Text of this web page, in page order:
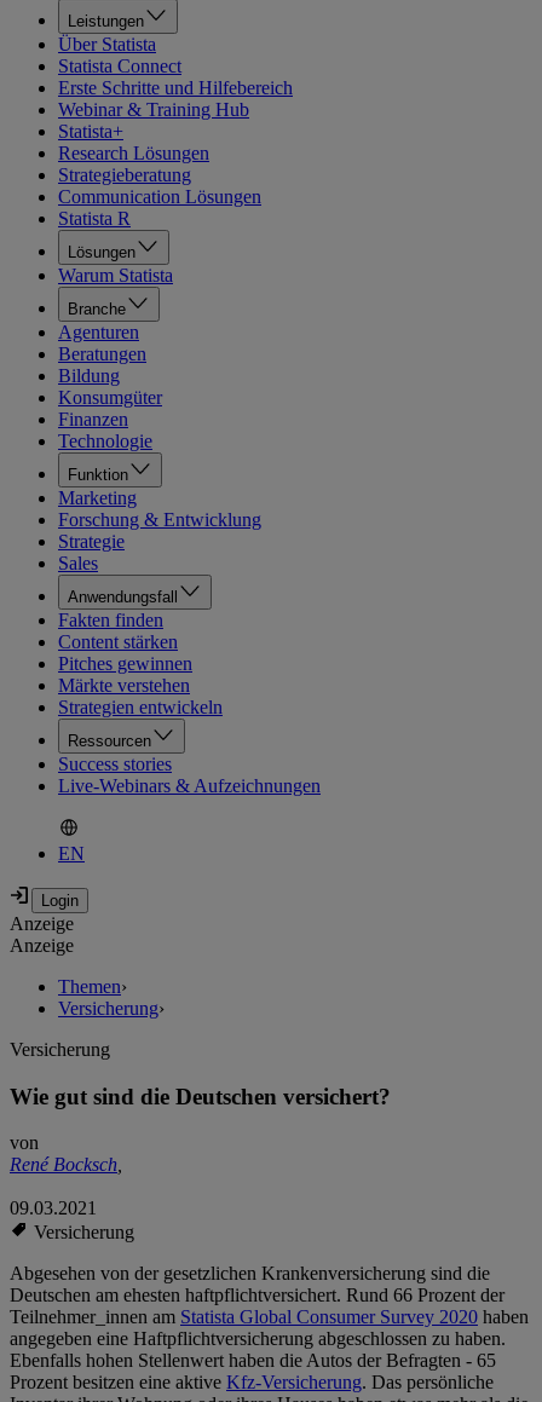
Leistungen
Über Statista
Statista Connect
Erste Schritte und Hilfebereich
Webinar & Training Hub
Statista+
Research Lösungen
Strategieberatung
Communication Lösungen
Statista R
Lösungen
Warum Statista
Branche
Agenturen
Beratungen
Bildung
Konsumgüter
Finanzen
Technologie
Funktion
Marketing
Forschung & Entwicklung
Strategie
Sales
Anwendungsfall
Fakten finden
Content stärken
Pitches gewinnen
Märkte verstehen
Strategien entwickeln
Ressourcen
Success stories
Live-Webinars & Aufzeichnungen
EN
Anzeige
Anzeige
Themen›
Versicherung›
Versicherung
Wie gut sind die Deutschen versichert?
von
René Bocksch,
09.03.2021
Versicherung
Abgesehen von der gesetzlichen Krankenversicherung sind die
Deutschen am ehesten haftpflichtversichert. Rund 66 Prozent der
Teilnehmer_innen am Statista Global Consumer Survey 2020 haben
angegeben eine Haftpflichtversicherung abgeschlossen zu haben.
Ebenfalls hohen Stellenwert haben die Autos der Befragten - 65
Prozent besitzen eine aktive Kfz-Versicherung. Das persönliche